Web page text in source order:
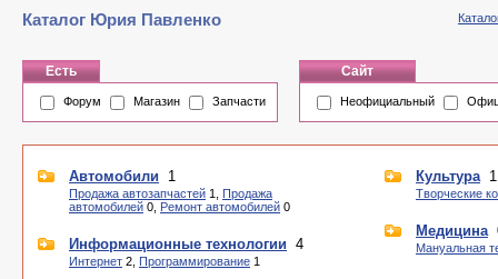
Каталог Юрия Павленко
Есть
Форум Магазин Запчасти
Сайт
Неофициальный
Автомобили 1
Продажа автозапчастей 1, Продажа
автомобилей 0, Ремонт автомобилей 0
Информационные технологии 4
Интернет 2, Программирование 1
Культура 1
Творческие
Медицина
Мануальная